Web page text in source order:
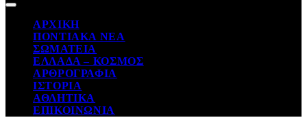
ΑΡΧΙΚΗ
ΠΟΝΤΙΑΚΑ ΝΕΑ
ΣΩΜΑΤΕΙΑ
ΕΛΛΑΔΑ – ΚΟΣΜΟΣ
ΑΡΘΡΟΓΡΑΦΙΑ
ΙΣΤΟΡΙΑ
ΑΘΛΗΤΙΚΑ
ΕΠΙΚΟΙΝΩΝΙΑ